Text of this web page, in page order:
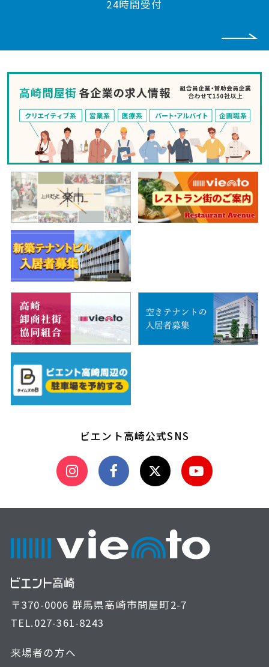
24時間受付
ビエント高崎公式SNS
〒370-0006 群馬県高崎市問屋町2-7
TEL.027-361-8243
来場者の方へ